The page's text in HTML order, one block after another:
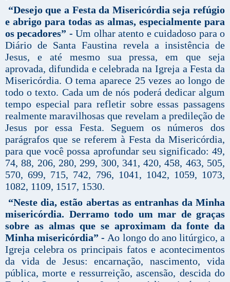
“Desejo que a Festa da Misericórdia seja refúgio
e abrigo para todas as almas, especialmente para
os pecadores” -Um olhar atento e cuidadoso para o
Diário de Santa Faustina revela a insistência de
Jesus, e até mesmo sua pressa, em que seja
aprovada, difundida e celebrada na Igreja a Festa da
Misericórdia. O tema aparece 25 vezes ao longo de
todo o texto. Cada um de nós poderá dedicar algum
tempo especial para refletir sobre essas passagens
realmente maravilhosas que revelam a predileção de
Jesus por essa Festa. Seguem os números dos
parágrafos que se referem à Festa da Misericórdia,
para que você possa aprofundar seu significado: 49,
74, 88, 206, 280, 299, 300, 341, 420, 458, 463, 505,
570, 699, 715, 742, 796, 1041, 1042, 1059, 1073,
1082, 1109, 1517, 1530.
“Neste dia, estão abertas as entranhas da Minha
misericórdia. Derramo todo um mar de graças
sobre as almas que se aproximam da fonte da
Minha misericórdia” - Ao longo do ano litúrgico, a
Igreja celebra os principais fatos e acontecimentos
da vida de Jesus: encarnação, nascimento, vida
pública, morte e ressurreição, ascensão, descida do